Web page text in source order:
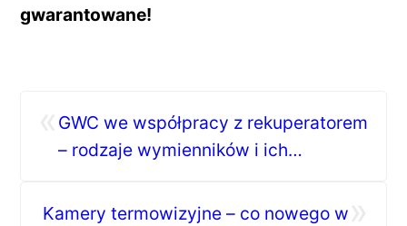
gwarantowane!
GWC we współpracy z rekuperatorem
– rodzaje wymienników i ich
Kamery termowizyjne – co nowego w